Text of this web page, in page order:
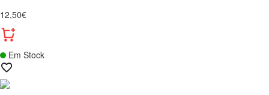
12,50€
Em Stock